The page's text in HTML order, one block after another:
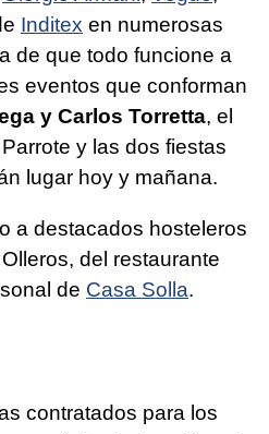
Inditex en numerosas
de que todo funcione a
eventos que conforman
y Carlos Torretta, el
y las dos fiestas
lugar hoy y mañana.
a destacados hosteleros
del restaurante
de Casa Solla.
contratados para los